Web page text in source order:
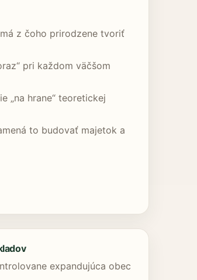
z čoho prirodzene tvoriť
pri každom väčšom
„na hrane“ teoretickej
to budovať majetok a
expandujúca obec